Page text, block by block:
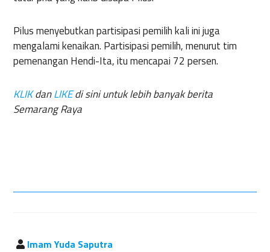
Pilus menyebutkan partisipasi pemilih kali ini juga
mengalami kenaikan. Partisipasi pemilih, menurut tim
pemenangan Hendi-Ita, itu mencapai 72 persen.
KLIKdanLIKEdi sini untuk lebih banyak berita
Semarang Raya
Imam Yuda Saputra